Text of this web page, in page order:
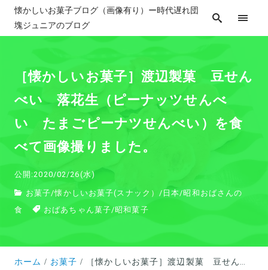
懐かしいお菓子ブログ（画像有り）ー時代遅れ団
塊ジュニアのブログ
［懐かしいお菓子］渡辺製菓 豆せん
べい 落花生（ピーナッツせんべ
い たまごピーナツせんべい）を食
べて画像撮りました。
公開:2020/02/26(水)
お菓子/懐かしいお菓子(スナック） / 日本/昭和おばさんの
食
おばあちゃん菓子/昭和菓子
ホーム お菓子 ［懐かしいお菓子］渡辺製菓 豆せんべい 落花生（ピーナッツせんべい たまごピーナツせんべい）を食べて画像撮りました。